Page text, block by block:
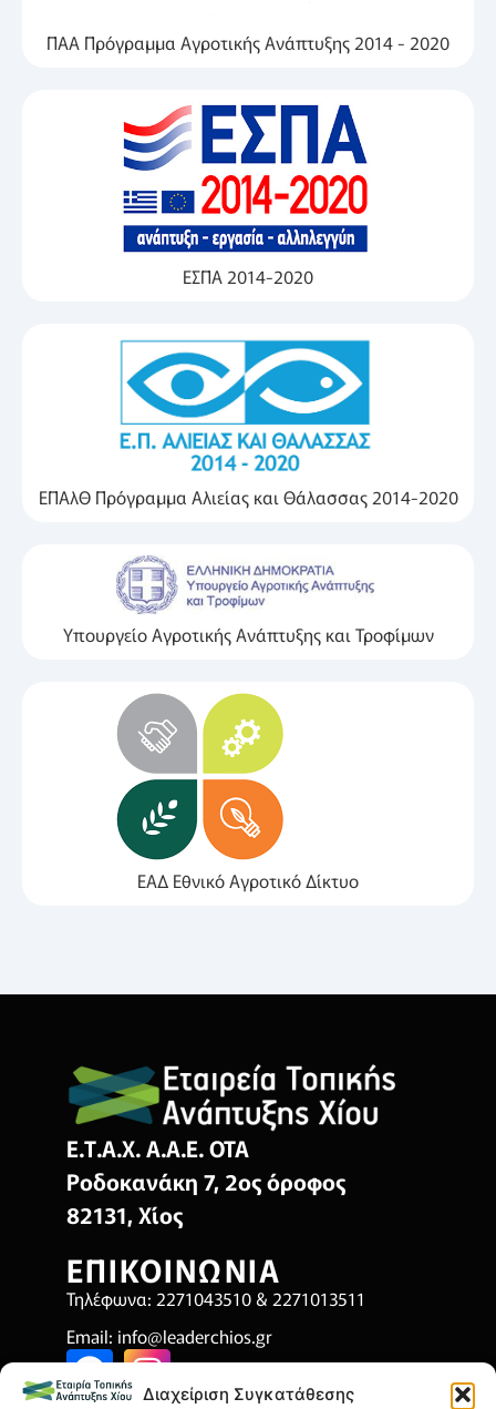
Διαχείριση Συγκατάθεσης
ΠΑΑ Πρόγραμμα Αγροτικής Ανάπτυξης 2014 - 2020
ΕΣΠΑ 2014-2020
ΕΠΑλΘ Πρόγραμμα Αλιείας και Θάλασσας 2014-2020
Υπουργείο Αγροτικής Ανάπτυξης και Τροφίμων
ΕΑΔ Εθνικό Αγροτικό Δίκτυο
Ε.Τ.Α.Χ. Α.Α.Ε. ΟΤΑ
Ροδοκανάκη 7, 2ος όροφος
82131, Χίος
ΕΠΙΚΟΙΝΩΝΙΑ
Τηλέφωνα: 2271043510 & 2271013511
Email: info@leaderchios.gr